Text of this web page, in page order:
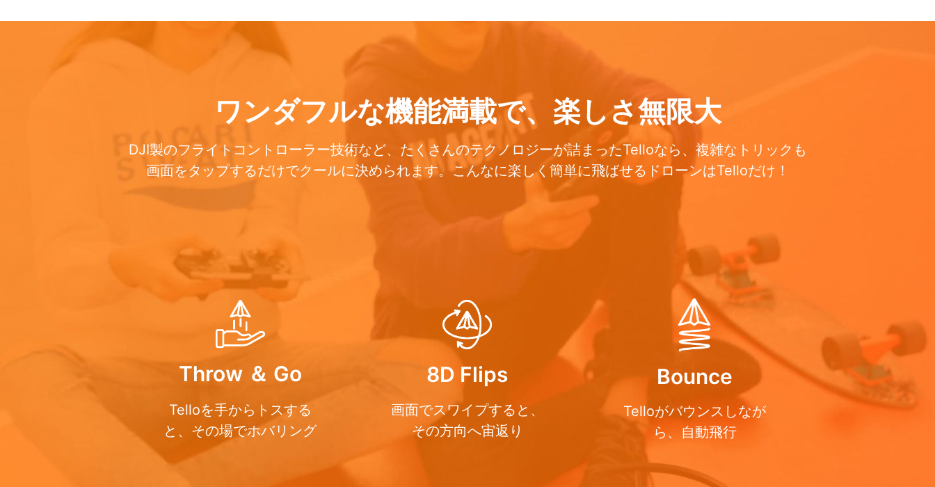
ワンダフルな機能満載で、楽しさ無限大
DJI製のフライトコントローラー技術など、たくさんのテクノロジーが詰まったTelloなら、複雑なトリックも
画面をタップするだけでクールに決められます。こんなに楽しく簡単に飛ばせるドローンはTelloだけ！
Throw ＆ Go
Telloを手からトスする
と、その場でホバリング
8D Flips
画面でスワイプすると、
その方向へ宙返り
Bounce
Telloがバウンスしなが
ら、自動飛行